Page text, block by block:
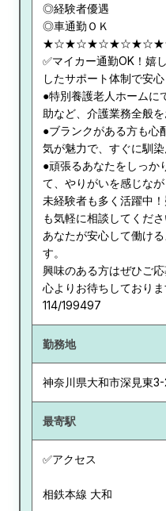
◎経験者優遇
◎車通勤ＯＫ
✅マイカー通勤OK！嬉
したサポート体制で安
●特別養護老人ホームに
助など、介護業務全般を
●ブランクがある方も心
気が魅力で、すぐに馴染
●頑張るあなたをしっか
て、やりがいを感じな
未経験者も多く活躍中
も気軽に相談してくださ
あなたが安心して働け
す。
興味のある方はぜひご
心よりお待ちしておりま
114/199497
勤務地
神奈川県大和市深見東
最寄駅
✅アクセス
相鉄本線 大和